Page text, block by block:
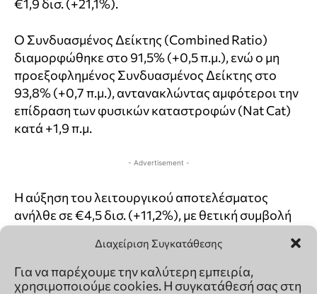
Διαχείριση Συγκατάθεσης
Για να παρέχουμε την καλύτερη εμπειρία,
χρησιμοποιούμε cookies. Η συγκατάθεσή σας στη